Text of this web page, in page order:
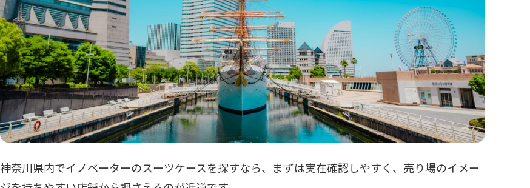
神奈川県内でイノベーターのスーツケースを探すなら、まずは実在確認しやすく、売り場のイメー